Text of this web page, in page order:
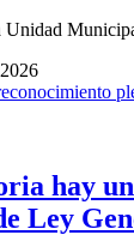
hay
Ley